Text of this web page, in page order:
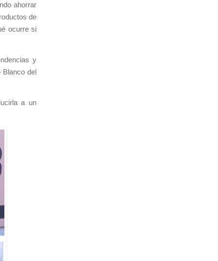
ahorrar
de
ocurre si
y
Blanco del
a un